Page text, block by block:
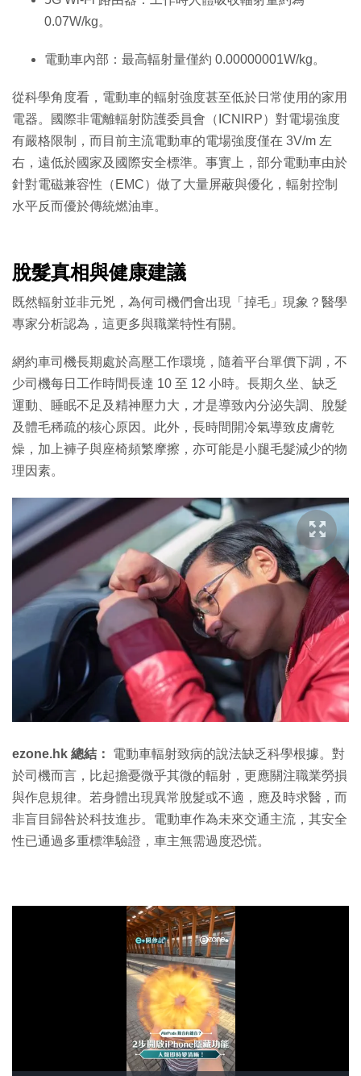
0.07W/kg。
電動車內部：最高輻射量僅約 0.00000001W/kg。
從科學角度看，電動車的輻射強度甚至低於日常使用的家用
電器。國際非電離輻射防護委員會（ICNIRP）對電場強度
有嚴格限制，而目前主流電動車的電場強度僅在 3V/m 左
右，遠低於國家及國際安全標準。事實上，部分電動車由於
針對電磁兼容性（EMC）做了大量屏蔽與優化，輻射控制
水平反而優於傳統燃油車。
脫髮真相與健康建議
既然輻射並非元兇，為何司機們會出現「掉毛」現象？醫學
專家分析認為，這更多與職業特性有關。
網約車司機長期處於高壓工作環境，隨着平台單價下調，不
少司機每日工作時間長達 10 至 12 小時。長期久坐、缺乏
運動、睡眠不足及精神壓力大，才是導致內分泌失調、脫髮
及體毛稀疏的核心原因。此外，長時間開冷氣導致皮膚乾
燥，加上褲子與座椅頻繁摩擦，亦可能是小腿毛髮減少的物
理因素。
ezone.hk 總結：
電動車輻射致病的說法缺乏科學根據。對
於司機而言，比起擔憂微乎其微的輻射，更應關注職業勞損
與作息規律。若身體出現異常脫髮或不適，應及時求醫，而
非盲目歸咎於科技進步。電動車作為未來交通主流，其安全
性已通過多重標準驗證，車主無需過度恐慌。